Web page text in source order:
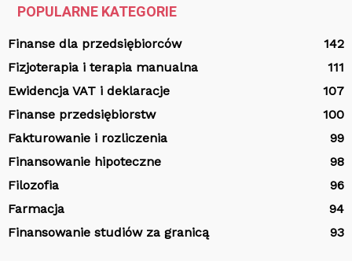
POPULARNE KATEGORIE
Finanse dla przedsiębiorców
142
Fizjoterapia i terapia manualna
111
Ewidencja VAT i deklaracje
107
Finanse przedsiębiorstw
100
Fakturowanie i rozliczenia
99
Finansowanie hipoteczne
98
Filozofia
96
Farmacja
94
Finansowanie studiów za granicą
93